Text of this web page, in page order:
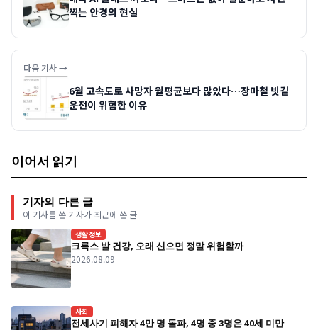
찍는 안경의 현실
다음 기사 →
6월 고속도로 사망자 월평균보다 많았다…장마철 빗길
운전이 위험한 이유
이어서 읽기
기자의 다른 글
이 기사를 쓴 기자가 최근에 쓴 글
생활정보
크록스 발 건강, 오래 신으면 정말 위험할까
2026.08.09
사회
전세사기 피해자 4만 명 돌파, 4명 중 3명은 40세 미만